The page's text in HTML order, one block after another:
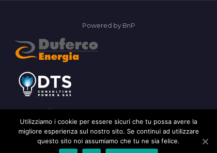
Powered by BnP
2026 © AGIAI
Utilizziamo i cookie per essere sicuri che tu possa avere la
migliore esperienza sul nostro sito. Se continui ad utilizzare
questo sito noi assumiamo che tu ne sia felice.